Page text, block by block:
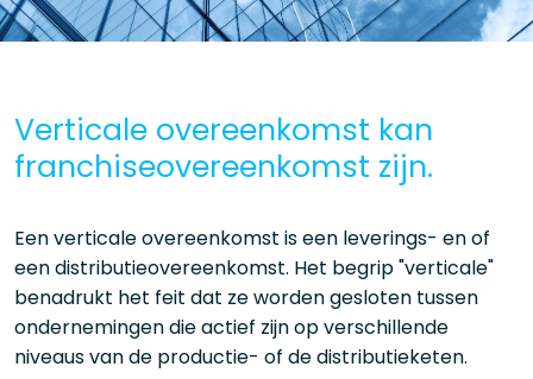
Verticale overeenkomst kan
franchiseovereenkomst zijn.
Een verticale overeenkomst is een leverings- en of
een distributieovereenkomst. Het begrip "verticale"
benadrukt het feit dat ze worden gesloten tussen
ondernemingen die actief zijn op verschillende
niveaus van de productie- of de distributieketen.